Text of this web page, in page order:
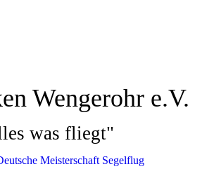
Wengerohr e.V.
was fliegt"
Meisterschaft Segelflug